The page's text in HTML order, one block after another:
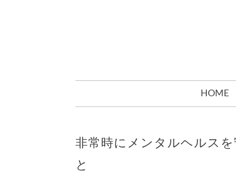
TO
HOME
非常時にメンタルヘルス
と